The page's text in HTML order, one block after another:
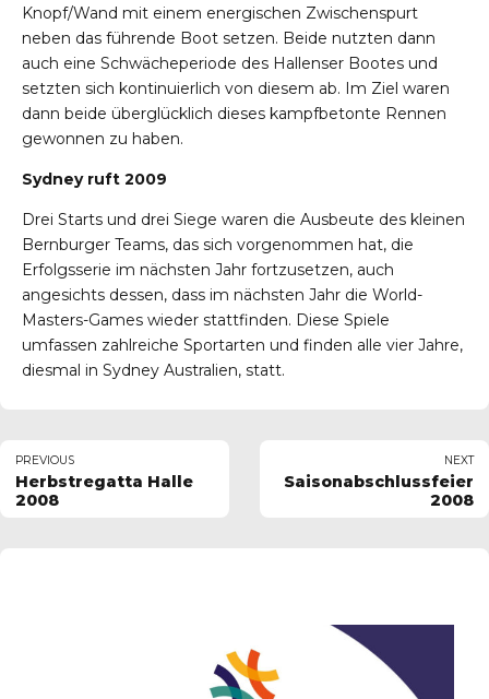
Knopf/Wand mit einem energischen Zwischenspurt
neben das führende Boot setzen. Beide nutzten dann
auch eine Schwächeperiode des Hallenser Bootes und
setzten sich kontinuierlich von diesem ab. Im Ziel waren
dann beide überglücklich dieses kampfbetonte Rennen
gewonnen zu haben.
Sydney ruft 2009
Drei Starts und drei Siege waren die Ausbeute des kleinen
Bernburger Teams, das sich vorgenommen hat, die
Erfolgsserie im nächsten Jahr fortzusetzen, auch
angesichts dessen, dass im nächsten Jahr die World-
Masters-Games wieder stattfinden. Diese Spiele
umfassen zahlreiche Sportarten und finden alle vier Jahre,
diesmal in Sydney Australien, statt.
PREVIOUS
Herbstregatta Halle
2008
NEXT
Saisonabschlussfeier
2008